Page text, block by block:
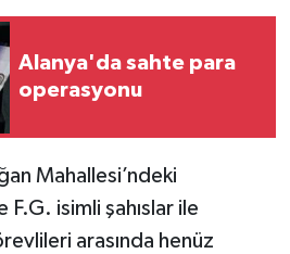
Alanya'da sahte para
operasyonu
Mahallesi’ndeki
isimli şahıslar ile
arasında henüz